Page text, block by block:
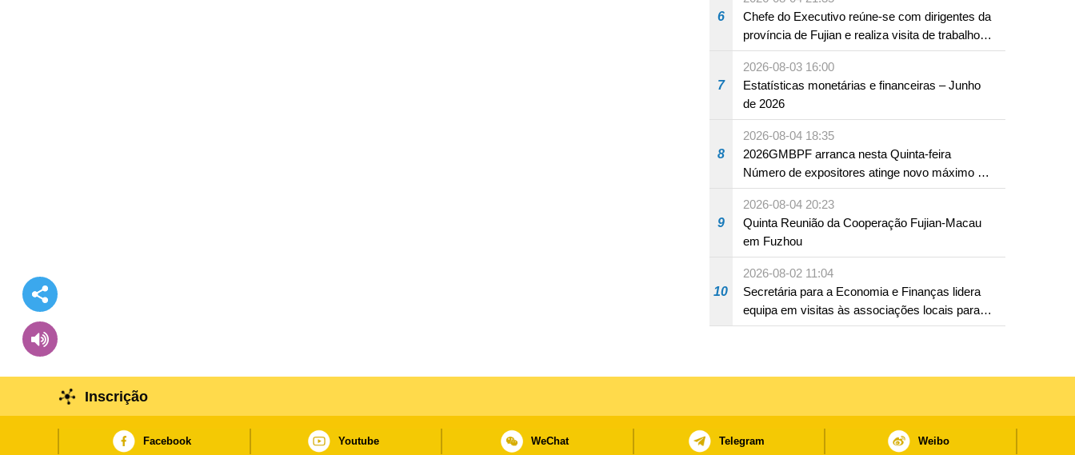
6
Chefe do Executivo reúne-se com dirigentes da
província de Fujian e realiza visita de trabalho
em Fuzhou
7
2026-08-03 16:00
Estatísticas monetárias e financeiras – Junho
de 2026
8
2026-08-04 18:35
2026GMBPF arranca nesta Quinta-feira
Número de expositores atinge novo máximo em
18 anos
9
2026-08-04 20:23
Quinta Reunião da Cooperação Fujian-Macau
em Fuzhou
10
2026-08-02 11:04
Secretária para a Economia e Finanças lidera
equipa em visitas às associações locais para
consolidar consensos e promover os trabalhos
Inscrição
Facebook Youtube WeChat Telegram Weibo